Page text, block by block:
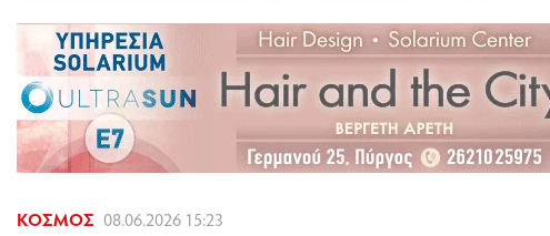
ΚΌΣΜΟΣ 08.06.2026 15:23